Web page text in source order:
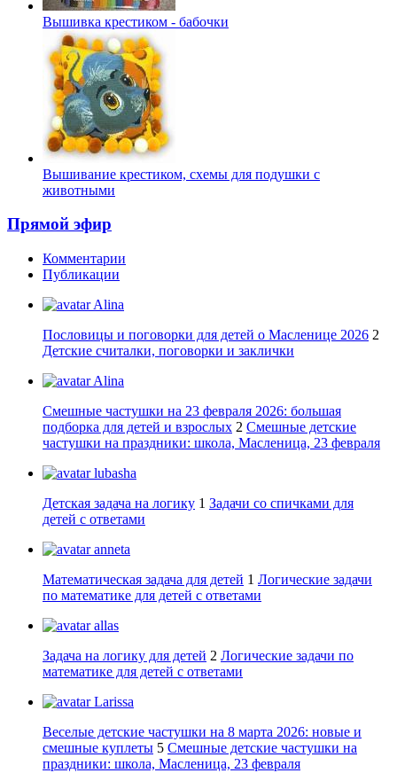
Вышивка крестиком - бабочки
Вышивание крестиком, схемы для подушки с
животными
Прямой эфир
Комментарии
Публикации
Alina
Пословицы и поговорки для детей о Масленице 2026 2
Детские считалки, поговорки и заклички
Alina
Смешные частушки на 23 февраля 2026: большая
подборка для детей и взрослых 2 Смешные детские
частушки на праздники: школа, Масленица, 23 февраля
lubasha
Детская задача на логику 1 Задачи со спичками для
детей с ответами
anneta
Математическая задача для детей 1 Логические задачи
по математике для детей с ответами
allas
Задача на логику для детей 2 Логические задачи по
математике для детей с ответами
Larissa
Веселые детские частушки на 8 марта 2026: новые и
смешные куплеты 5 Смешные детские частушки на
праздники: школа, Масленица, 23 февраля